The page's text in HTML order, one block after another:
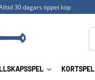
30 dagars öppet köp
KORTSPEL